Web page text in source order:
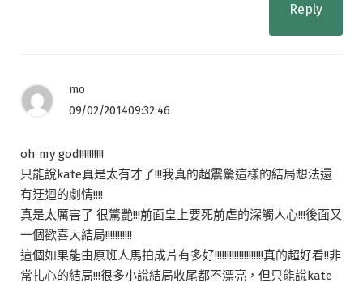
Reply
mo
09/02/201409:32:46
oh my god!!!!!!!!!!
只能說kate真是太有才了!!!我真的超震驚這樣的結局想法還
有迂迴的劇情!!!!
真是太厲害了 很驚艷!!!前面皇上要死前虐的深觸人心!!!後面又
一個歡喜大結局!!!!!!!!!!!
這個如果能由原班人馬拍成片有多好!!!!!!!!!!!!!!!!!!!!真的超好看!!非
常扎心的結局!!!很多小說結局收尾都不漂亮，但只能說kate